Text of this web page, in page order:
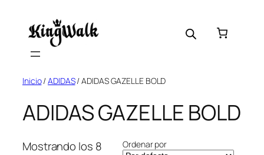
contenido
Inicio/ADIDAS/ ADIDAS GAZELLE BOLD
ADIDAS GAZELLE BOLD
Mostrando los 8
Ordenar por